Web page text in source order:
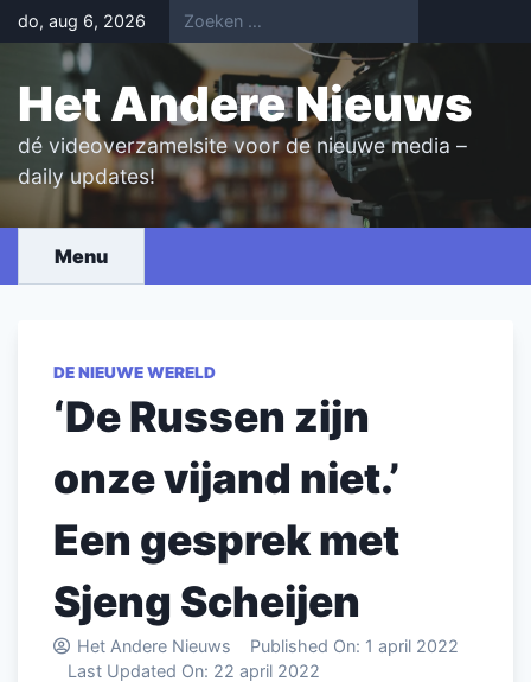
Skip
to
content
do, aug 6, 2026
Het Andere Nieuws
dé videoverzamelsite voor de nieuwe media –
daily updates!
Menu
DE NIEUWE WERELD
‘De Russen zijn
onze vijand niet.’
Een gesprek met
Sjeng Scheijen
Het Andere Nieuws Published On: 1 april 2022
Last Updated On: 22 april 2022